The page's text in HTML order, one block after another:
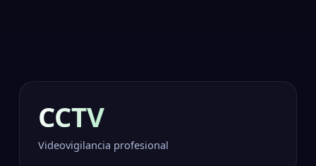
CCTV
Videovigilancia profesional